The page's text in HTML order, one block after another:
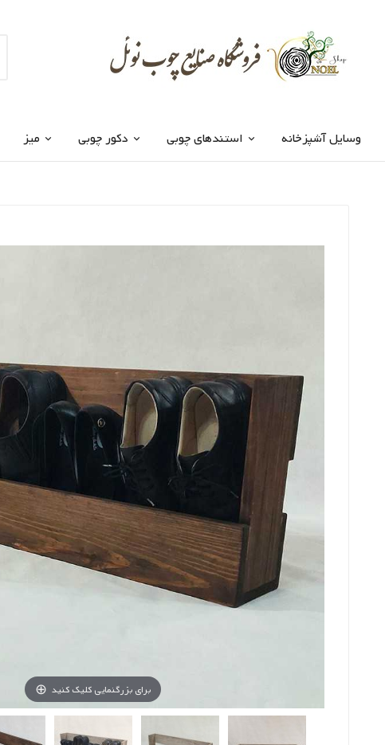
وسایل آشپزخانه استندهای چوبی دکور چوبی میز
برای بزرگنمایی کلیک کنید